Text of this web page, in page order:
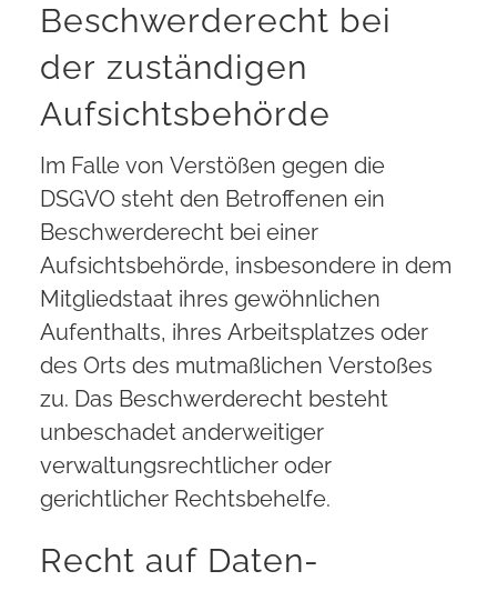
Beschwerde­recht bei
der zuständigen
Aufsichts­behörde
Im Falle von Verstößen gegen die
DSGVO steht den Betroffenen ein
Beschwerderecht bei einer
Aufsichtsbehörde, insbesondere in dem
Mitgliedstaat ihres gewöhnlichen
Aufenthalts, ihres Arbeitsplatzes oder
des Orts des mutmaßlichen Verstoßes
zu. Das Beschwerderecht besteht
unbeschadet anderweitiger
verwaltungsrechtlicher oder
gerichtlicher Rechtsbehelfe.
Recht auf Daten­